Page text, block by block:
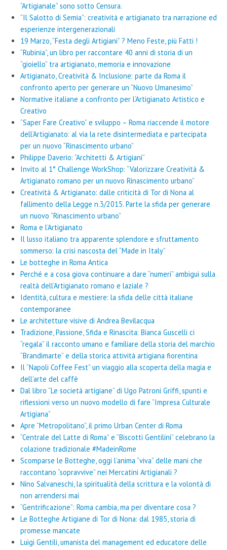
“Artigianale” sono sotto Censura.
“Il Salotto di Semia”: creatività e artigianato tra narrazione ed
esperienze intergenerazionali
19 Marzo, “Festa degli Artigiani” ? Meno Feste, più Fatti !
“Rubinia”, un libro per raccontare 40 anni di storia di un
“gioiello” tra artigianato, memoria e innovazione
Artigianato, Creatività & Inclusione: parte da Roma il
confronto aperto per generare un “Nuovo Umanesimo”
Normative italiane a confronto per l’Artigianato Artistico e
Creativo
“Saper Fare Creativo” e sviluppo – Roma riaccende il motore
dell’Artigianato: al via la rete disintermediata e partecipata
per un nuovo “Rinascimento urbano”
Philippe Daverio: “Architetti & Artigiani”
Invito al 1° Challenge WorkShop: “Valorizzare Creatività &
Artigianato romano per un nuovo Rinascimento urbano”
Creatività & Artigianato: dalle criticità di Tor di Nona al
fallimento della Legge n.3/2015. Parte la sfida per generare
un nuovo “Rinascimento urbano”
Roma e l’Artigianato
Il lusso italiano tra apparente splendore e sfruttamento
sommerso: la crisi nascosta del “Made in Italy”
Le botteghe in Roma Antica
Perché e a cosa giova continuare a dare “numeri” ambigui sulla
realtà dell’Artigianato romano e laziale ?
Identità, cultura e mestiere: la sfida delle città italiane
contemporanee
Le architetture visive di Andrea Bevilacqua
Tradizione, Passione, Sfida e Rinascita: Bianca Guscelli ci
“regala” il racconto umano e familiare della storia del marchio
“Brandimarte” e della storica attività artigiana fiorentina
Il “Napoli Coffee Fest” un viaggio alla scoperta della magia e
dell’arte del caffè
Dal libro “Le società artigiane” di Ugo Patroni Griffi, spunti e
riflessioni verso un nuovo modello di fare “Impresa Culturale
Artigiana”
Apre “Metropolitano”, il primo Urban Center di Roma
“Centrale del Latte di Roma” e “Biscotti Gentilini” celebrano la
colazione tradizionale #MadeinRome
Scomparse le Botteghe, oggi l’anima “viva” delle mani che
raccontano “sopravvive” nei Mercatini Artigianali ?
Nino Salvaneschi, la spiritualità della scrittura e la volontà di
non arrendersi mai
“Gentrificazione”: Roma cambia, ma per diventare cosa ?
Le Botteghe Artigiane di Tor di Nona: dal 1985, storia di
promesse mancate
Luigi Gentili, umanista del management ed educatore delle